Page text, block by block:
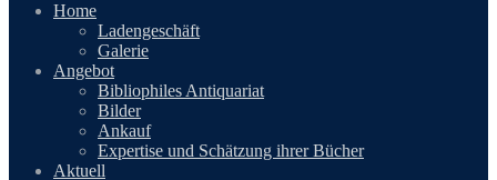
Home
Ladengeschäft
Galerie
Angebot
Bibliophiles Antiquariat
Bilder
Ankauf
Expertise und Schätzung ihrer Bücher
Aktuell